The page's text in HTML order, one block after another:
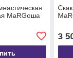
МаRGоша
3